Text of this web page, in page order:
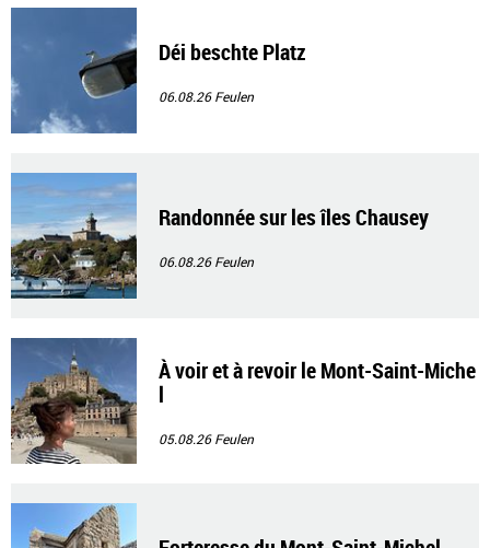
Déi beschte Platz
06.08.26Feulen
Randonnée sur les îles Chausey
06.08.26Feulen
À voir et à revoir le Mont-Saint-Miche
l
05.08.26Feulen